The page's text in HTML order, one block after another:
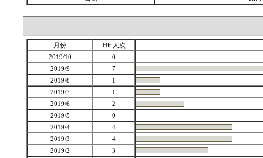
月份
Hit 人次
2019/10
0
2019/9
7
2019/8
1
2019/7
1
2019/6
2
2019/5
0
2019/4
4
2019/3
4
2019/2
3